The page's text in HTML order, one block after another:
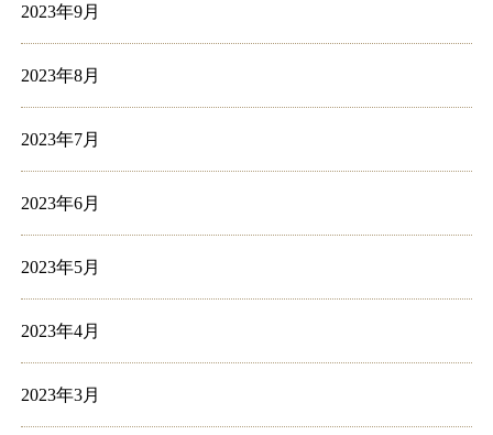
2023年9月
2023年8月
2023年7月
2023年6月
2023年5月
2023年4月
2023年3月